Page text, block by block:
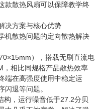
款散热风扇可以保障教学终
决方案与核心优势
机散热问题的定向散热解决
），搭载无刷直流电
相比同规格产品散热效率
端在高强度使用中稳定运
退等问题。
构，运行噪音低于27.2分贝